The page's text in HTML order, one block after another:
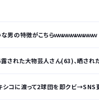
男の特徴がこちらｗｗｗｗｗｗｗｗｗｗ
された大物芸人さん(63)、晒された
シコに渡って2球団を即クビ→SNS